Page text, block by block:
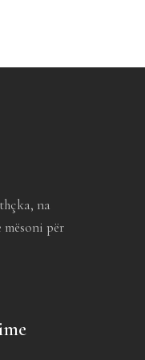
na
për